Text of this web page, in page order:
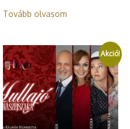
Tovább olvasom
Akció!